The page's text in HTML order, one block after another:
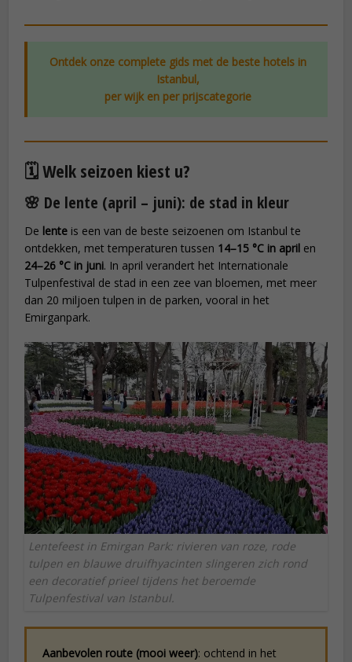
Ontdek onze complete gids met de beste hotels in
Istanbul,
per wijk en per prijscategorie
🗓️ Welk seizoen kiest u?
🌸 De lente (april – juni): de stad in kleur
De lente is een van de beste seizoenen om Istanbul te
ontdekken, met temperaturen tussen 14–15 °C in april en
24–26 °C in juni. In april verandert het Internationale
Tulpenfestival de stad in een zee van bloemen, met meer
dan 20 miljoen tulpen in de parken, vooral in het
Emirganpark.
Lentefeest in Emirgan Park: rivieren van roze, rode
tulpen en blauwe druifhyacinten slingeren zich rond
een decoratief prieel tijdens het beroemde
Tulpenfestival van Istanbul.
Aanbevolen route (mooi weer): ochtend in het